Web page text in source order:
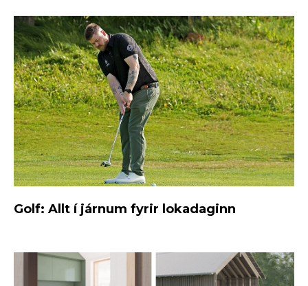
Golf: Allt í járnum fyrir lokadaginn